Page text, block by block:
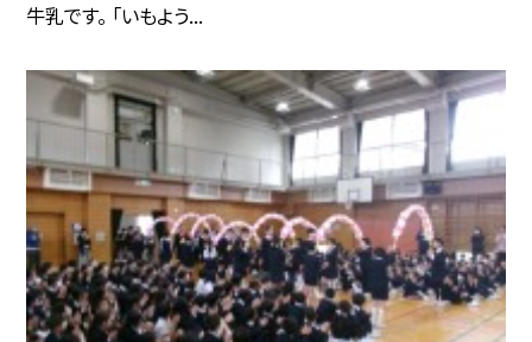
牛乳です。 「いもよう...